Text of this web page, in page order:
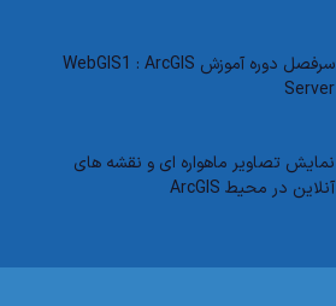
سرفصل دوره آموزش WebGIS1 : ArcGIS
Server
نمایش تصاویر ماهواره ای و نقشه های
آنلاین در محیط ArcGIS